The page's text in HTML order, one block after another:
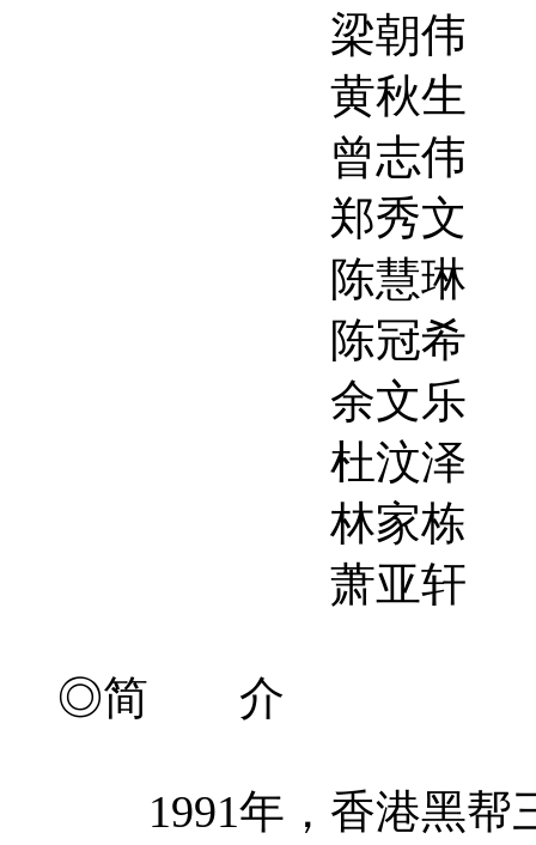
梁朝伟
黄秋生
曾志伟
郑秀文
陈慧琳
陈冠希
余文乐
杜汶泽
林家栋
萧亚轩
◎简 介
1991年，香港黑帮三